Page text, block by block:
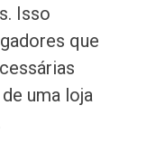
Isso
que
uma loja